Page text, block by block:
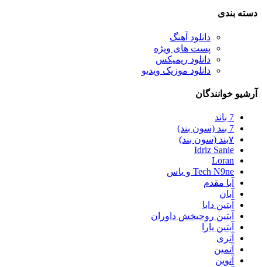
دسته بندی
دانلود آهنگ
پست های ویژه
دانلود ریمیکس
دانلود موزیک ویدیو
آرشیو خوانندگان
7 باند
7 بند (سون بند)
۷بند (سون بند)
Idriz Sanie
Loran
Tech N9ne و یاس
آبا مقدم
آبان
آبتین دابا
آبتین روحبخش داوران
آبتین یارا
آتری
آتمین
آتوین